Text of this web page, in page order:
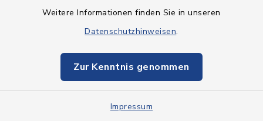
Weitere Informationen finden Sie in unseren
Datenschutzhinweisen.
Zur Kenntnis genommen
Impressum
Hunde: anmelden / abmelden